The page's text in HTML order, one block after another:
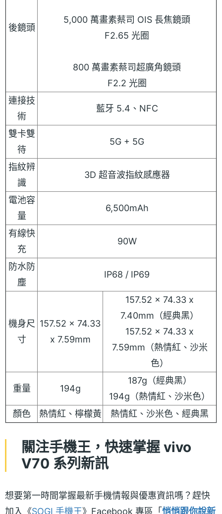
後鏡頭
5,000 萬畫素蔡司 OIS 長焦鏡頭
F2.65 光圈
800 萬畫素蔡司超廣角鏡頭
F2.2 光圈
連接技
術
藍牙 5.4、NFC
雙卡雙
待
5G + 5G
指紋辨
識
3D 超音波指紋感應器
電池容
量
6,500mAh
有線快
充
90W
防水防
塵
IP68 / IP69
機身尺
寸
157.52 x 74.33
x 7.59mm
157.52 x 74.33 x
7.40mm（經典黑）
157.52 x 74.33 x
7.59mm（熱情紅、沙米
色）
重量 194g
187g（經典黑）
194g（熱情紅、沙米色）
顏色
熱情紅、檸檬黃 熱情紅、沙米色、經典黑
關注手機王，快速掌握 vivo
V70 系列新訊
想要第一時間掌握最新手機情報與優惠資訊嗎？趕快
加入《SOGI 手機王》Facebook 專區「悄悄跟你說新